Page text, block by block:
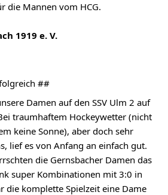
die Mannen vom HCG.
1919 e. V.
##
Damen auf den SSV Ulm 2 auf
traumhaftem Hockeywetter (nicht
keine Sonne), aber doch sehr
lief es von Anfang an einfach gut.
die Gernsbacher Damen das
super Kombinationen mit 3:0 in
die komplette Spielzeit eine Dame